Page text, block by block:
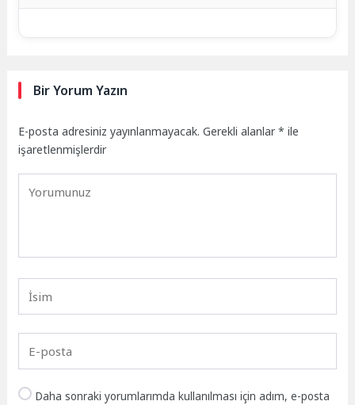
Bir Yorum Yazın
E-posta adresiniz yayınlanmayacak. Gerekli alanlar* ile
işaretlenmişlerdir
Daha sonraki yorumlarımda kullanılması için adım, e-posta